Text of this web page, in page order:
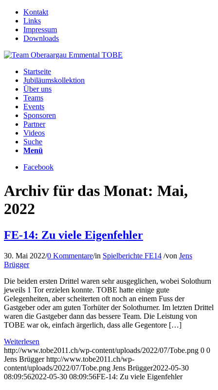
Kontakt
Links
Impressum
Downloads
Startseite
Jubiläumskollektion
Über uns
Teams
Events
Sponsoren
Partner
Videos
Suche
Menü
Facebook
Archiv für das Monat: Mai,
2022
FE-14: Zu viele Eigenfehler
30. Mai 2022/0 Kommentare/in Spielberichte FE14 /von Jens
Brügger
Die beiden ersten Drittel waren sehr ausgeglichen, wobei Solothurn
jeweils 1 Tor erzielen konnte. TOBE hatte einige gute
Gelegenheiten, aber scheiterten oft noch an einem Fuss der
Gastgeber oder am guten Torhüter der Solothurner. Im letzten Drittel
waren die Gastgeber dann das bessere Team. Die Leistung von
TOBE war ok, einfach ärgerlich, dass alle Gegentore […]
Weiterlesen
http://www.tobe2011.ch/wp-content/uploads/2022/07/Tobe.png 0 0
Jens Brügger http://www.tobe2011.ch/wp-
content/uploads/2022/07/Tobe.png Jens Brügger2022-05-30
08:09:562022-05-30 08:09:56FE-14: Zu viele Eigenfehler